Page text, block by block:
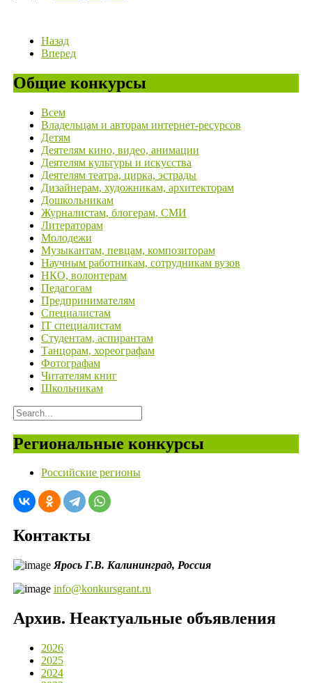
Назад
Вперед
Общие конкурсы
Всем
Владельцам и авторам интернет-ресурсов
Детям
Деятелям кино, видео, анимации
Деятелям культуры и искусства
Деятелям театра, цирка, эстрады
Дизайнерам, художникам, архитекторам
Дошкольникам
Журналистам, блогерам, СМИ
Литераторам
Молодежи
Музыкантам, певцам, композиторам
Научным работникам, сотрудникам вузов
НКО, волонтерам
Педагогам
Предпринимателям
Специалистам
IT специалистам
Студентам, аспирантам
Танцорам, хореографам
Фотографам
Читателям книг
Школьникам
Региональные конкурсы
Российские регионы
Контакты
Ярось Г.В. Калининград, Россия
info@konkursgrant.ru
Архив. Неактуальные объявления
2026
2025
2024